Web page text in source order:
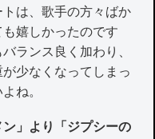
は、歌手の方々ばか
嬉しかったのです
ランス良く加わり、
少なくなってしまっ
ね。
」より「ジプシーの